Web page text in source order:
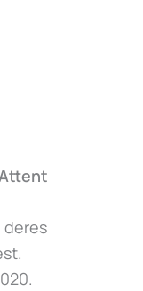
deres